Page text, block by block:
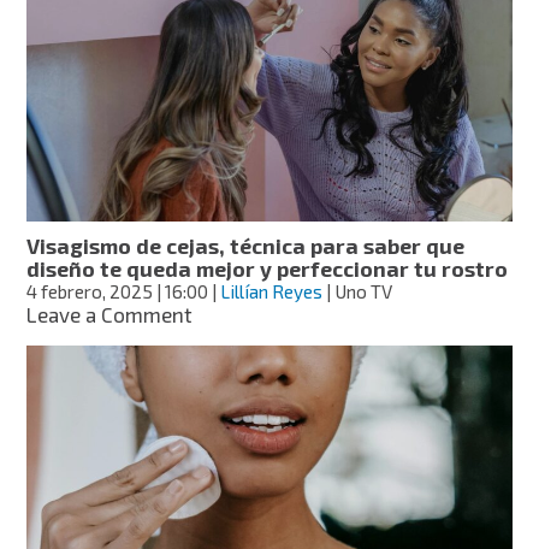
es
y
cómo
puede
ayudarte
a
tener
una
piel
perfecta?
Visagismo de cejas, técnica para saber que
diseño te queda mejor y perfeccionar tu rostro
4 febrero, 2025 | 16:00 | Lillían Reyes | Uno TV
Leave a Commenton
cejas,
técnica
para
saber
que
diseño